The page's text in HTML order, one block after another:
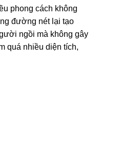
phong cách không
đường nét lại tạo
ngồi mà không gây
quá nhiều diện tích,